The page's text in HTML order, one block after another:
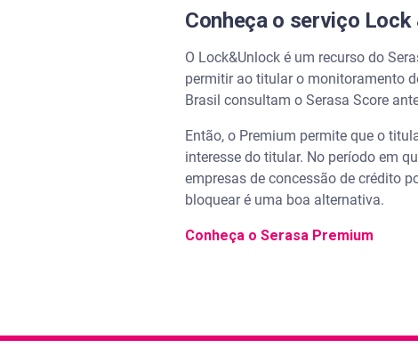
Conheça o serviço Lock
O Lock&Unlock é um recurso do
permitir ao titular o monitoramento
Brasil consultam o Serasa Score
Então, o Premium permite que o
interesse do titular. No período em
empresas de concessão de crédito
bloquear é uma boa alternativa.
Conheça o Serasa Premium